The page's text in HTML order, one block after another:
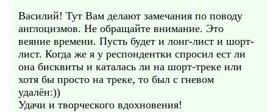
Василий! Тут Вам делают замечания по поводу
англоцизмов. Не обращайте внимание. Это
веяние времени. Пусть будет и лонг-лист и шорт-
лист. Когда же я у респондентки спросил ест ли
она бисквиты и каталась ли на шорт-треке или
хотя бы просто на треке, то был с гневом
удалён:))
Удачи и творческого вдохновения!